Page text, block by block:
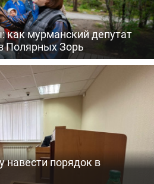
как мурманский депутат
Полярных Зорь
навести порядок в